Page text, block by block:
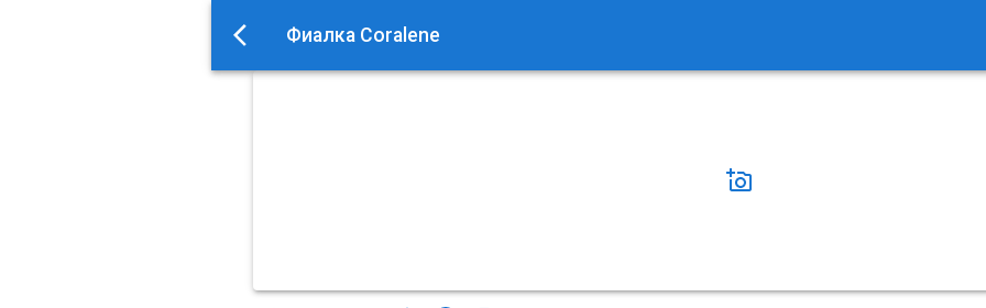
Фиалка Coralene